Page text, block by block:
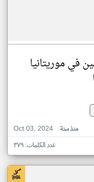
في موريتانيا
Oct 03, 2024
منذ سنة
عدد الكلمات: ٣٧٩